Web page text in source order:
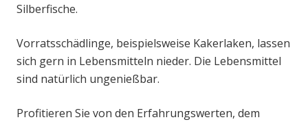
Silberfische.
Vorratsschädlinge, beispielsweise Kakerlaken, lassen
sich gern in Lebensmitteln nieder. Die Lebensmittel
sind natürlich ungenießbar.
Profitieren Sie von den Erfahrungswerten, dem